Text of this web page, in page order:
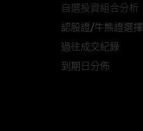
市文件以瞭解結構
牛熊證投資者會
自選投資組合分析
認股證/牛熊證選擇
過往成交紀錄
到期日分佈